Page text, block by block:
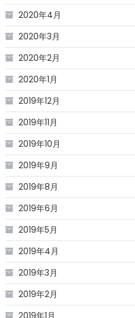
2020年4月
2020年3月
2020年2月
2020年1月
2019年12月
2019年11月
2019年10月
2019年9月
2019年8月
2019年6月
2019年5月
2019年4月
2019年3月
2019年2月
2019年1月